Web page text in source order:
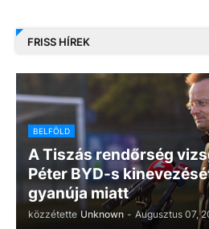
FRISS HÍREK
BELFÖLD
A Tiszás rendőrség
Péter BYD-s
gyanúja miatt
közzétette Unknown - Augusztus 07,